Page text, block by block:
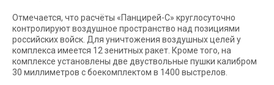
Отмечается, что расчёты «Панцирей-С» круглосуточно
контролируют воздушное пространство над позициями
российских войск. Для уничтожения воздушных целей у
комплекса имеется 12 зенитных ракет. Кроме того, на
комплексе установлены две двуствольные пушки калибром
30 миллиметров с боекомплектом в 1400 выстрелов.